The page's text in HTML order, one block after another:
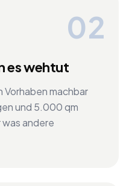
02
es wehtut
Vorhaben machbar
und 5.000 qm
andere